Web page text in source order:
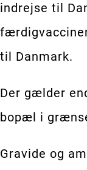
indrejse til
til Danmark.
Der gælder
bopæl i
Gravide og